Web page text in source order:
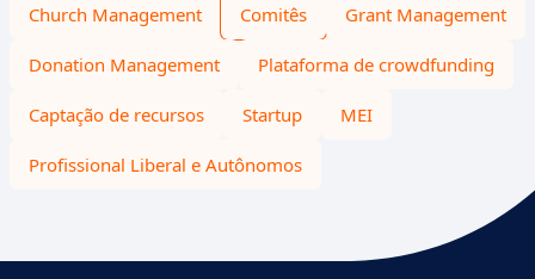
Church Management Comitês Grant Management
Donation Management Plataforma de crowdfunding
Captação de recursos Startup MEI
Profissional Liberal e Autônomos